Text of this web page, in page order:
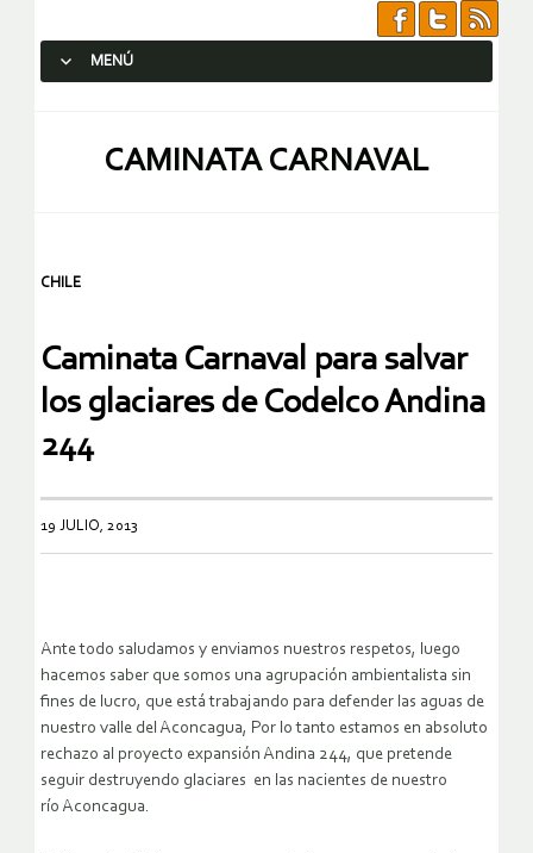
MENÚ
CAMINATA CARNAVAL
CHILE
Caminata Carnaval para salvar
los glaciares de Codelco Andina
244
19 JULIO, 2013
Ante todo saludamos y enviamos nuestros respetos, luego
hacemos saber que somos una agrupación ambientalista sin
fines de lucro, que estátrabajando para defender las aguas de
nuestro valle del Aconcagua, Por lo tanto estamos en absoluto
rechazo al proyecto expansión Andina 244, que pretende
seguir destruyendo glaciares en las nacientes de nuestro
río Aconcagua.